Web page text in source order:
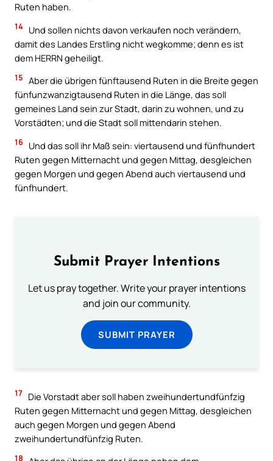
Ruten haben.
14 Und sollen nichts davon verkaufen noch verändern,
damit des Landes Erstling nicht wegkomme; denn es ist
dem HERRN geheiligt.
15 Aber die übrigen fünftausend Ruten in die Breite gegen
fünfunzwanzigtausend Ruten in die Länge, das soll
gemeines Land sein zur Stadt, darin zu wohnen, und zu
Vorstädten; und die Stadt soll mittendarin stehen.
16 Und das soll ihr Maß sein: viertausend und fünfhundert
Ruten gegen Mitternacht und gegen Mittag, desgleichen
gegen Morgen und gegen Abend auch viertausend und
fünfhundert.
Submit Prayer Intentions
Let us pray together. Write your prayer intentions
and join our community.
SUBMIT PRAYER
17 Die Vorstadt aber soll haben zweihundertundfünfzig
Ruten gegen Mitternacht und gegen Mittag, desgleichen
auch gegen Morgen und gegen Abend
zweihundertundfünfzig Ruten.
18